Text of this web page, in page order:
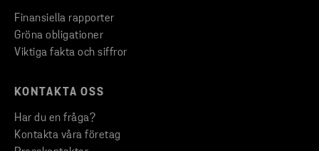
Finansiella rapporter
Gröna obligationer
Viktiga fakta och siffror
KONTAKTA OSS
Har du en fråga?
Kontakta våra företag